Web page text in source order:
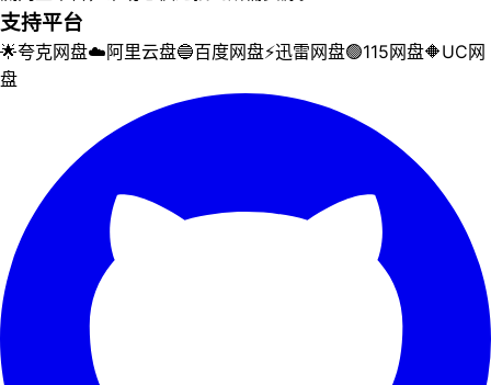
支持平台
🌟夸克网盘☁️阿里云盘🔵百度网盘⚡迅雷网盘🟢115网盘🔶UC网
盘